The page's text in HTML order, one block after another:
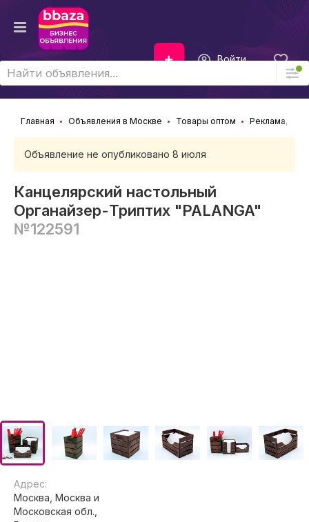
Войти
Главная Объявления в Москве Товары оптом Реклама,
Объявление не опубликовано 8 июля
Канцелярский настольный
Органайзер-Триптих "PALANGA"
№122591
Адрес:
Москва, Москва и
Московская обл.,